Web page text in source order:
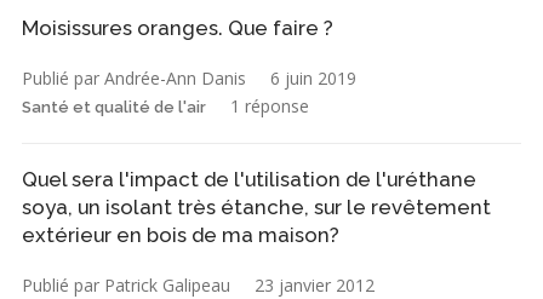
Moisissures oranges. Que faire ?
Publié par Andrée-Ann Danis 6 juin 2019
Santé et qualité de l'air 1 réponse
Quel sera l'impact de l'utilisation de l'uréthane
soya, un isolant très étanche, sur le revêtement
extérieur en bois de ma maison?
Publié par Patrick Galipeau 23 janvier 2012